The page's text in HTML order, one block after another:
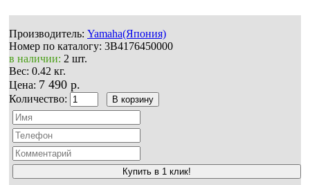
Производитель: Yamaha(Япония)
Номер по каталогу: 3B4176450000
в наличии: 2 шт.
Вес: 0.42 кг.
Цена: 7 490 р.
Количество:
Купить в 1 клик!